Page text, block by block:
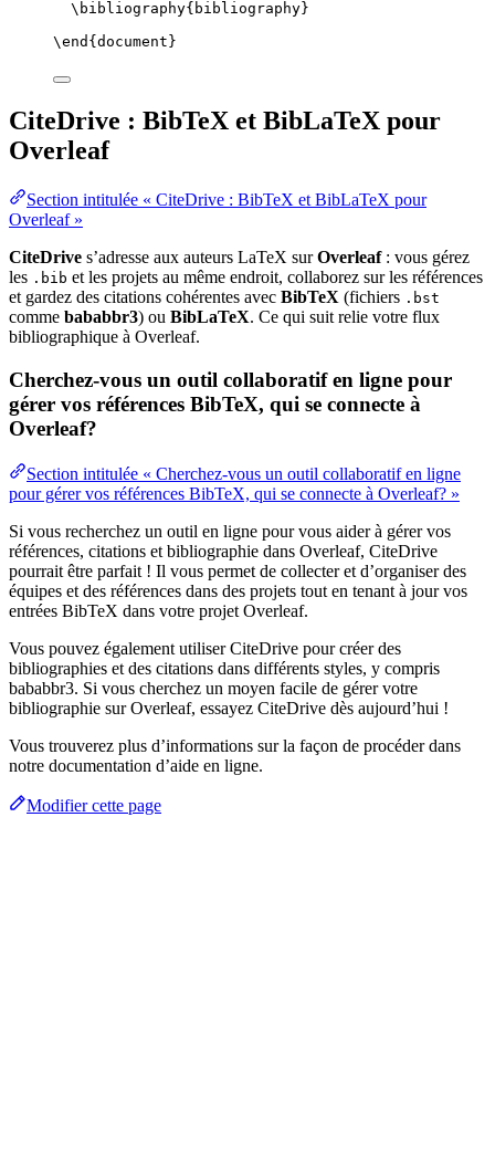
\bibliography{bibliography}
\end { document }
CiteDrive : BibTeX et BibLaTeX pour
Overleaf
Section intitulée « CiteDrive : BibTeX et BibLaTeX pour
Overleaf »
CiteDrive s’adresse aux auteurs LaTeX surOverleaf: vous gérez
les .bib et les projets au même endroit, collaborez sur les références
et gardez des citations cohérentes avec BibTeX (fichiers .bst
comme bababbr3) ou BibLaTeX. Ce qui suit relie votre flux
bibliographique à Overleaf.
Cherchez-vous un outil collaboratif en ligne pour
gérer vos références BibTeX, qui se connecte à
Overleaf?
Section intitulée « Cherchez-vous un outil collaboratif en ligne
pour gérer vos références BibTeX, qui se connecte à Overleaf? »
Si vous recherchez un outil en ligne pour vous aider à gérer vos
références, citations et bibliographie dans Overleaf, CiteDrive
pourrait être parfait ! Il vous permet de collecter et d’organiser des
équipes et des références dans des projets tout en tenant à jour vos
entrées BibTeX dans votre projet Overleaf.
Vous pouvez également utiliser CiteDrive pour créer des
bibliographies et des citations dans différents styles, y compris
bababbr3. Si vous cherchez un moyen facile de gérer votre
bibliographie sur Overleaf, essayez CiteDrive dès aujourd’hui !
Vous trouverez plus d’informations sur la façon de procéder dans
notre documentation d’aide en ligne.
Modifier cette page